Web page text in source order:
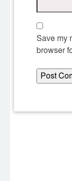
Save my
browser